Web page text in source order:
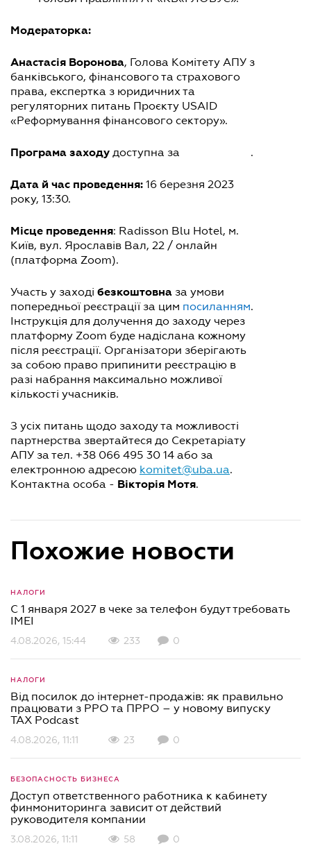
Модераторка:
Анастасія Воронова, Голова Комітету АПУ з
банківського, фінансового та страхового
права, експертка з юридичних та
регуляторних питань Проєкту USAID
«Реформування фінансового сектору».
Програма заходу доступна за .
Дата й час проведення: 16 березня 2023
року, 13:30.
Місце проведення: Radisson Blu Hotel, м.
Київ, вул. Ярославів Вал, 22 / онлайн
(платформа Zoom).
Участь у заході безкоштовна за умови
попередньої реєстрації за цим посиланням.
Інструкція для долучення до заходу через
платформу Zoom буде надіслана кожному
після реєстрації. Організатори зберігають
за собою право припинити реєстрацію в
разі набрання максимально можливої
кількості учасників.
З усіх питань щодо заходу та можливості
партнерства звертайтеся до Секретаріату
АПУ за тел. +38 066 495 30 14 або за
електронною адресою komitet@uba.ua.
Контактна особа - Вікторія Мотя.
Похожие новости
НАЛОГИ
С 1 января 2027 в чеке за телефон будут требовать
IMEI
4.08.2026, 15:44 233 0
НАЛОГИ
Від посилок до інтернет-продажів: як правильно
працювати з РРО та ПРРО – у новому випуску
TAX Podcast
4.08.2026, 11:11 23 0
БЕЗОПАСНОСТЬ БИЗНЕСА
Доступ ответственного работника к кабинету
финмониторинга зависит от действий
руководителя компании
3.08.2026, 11:11 58 0